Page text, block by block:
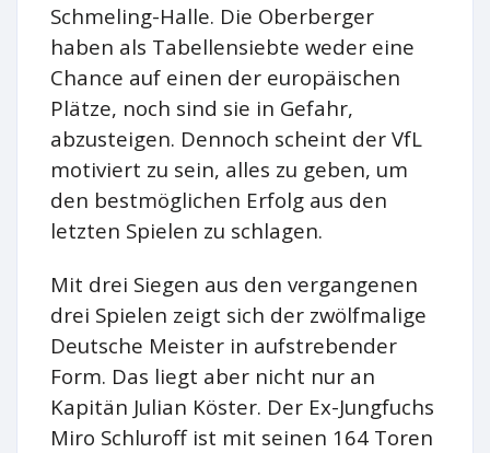
Schmeling-Halle. Die Oberberger
haben als Tabellensiebte weder eine
Chance auf einen der europäischen
Plätze, noch sind sie in Gefahr,
abzusteigen. Dennoch scheint der VfL
motiviert zu sein, alles zu geben, um
den bestmöglichen Erfolg aus den
letzten Spielen zu schlagen.
Mit drei Siegen aus den vergangenen
drei Spielen zeigt sich der zwölfmalige
Deutsche Meister in aufstrebender
Form. Das liegt aber nicht nur an
Kapitän Julian Köster. Der Ex-Jungfuchs
Miro Schluroff ist mit seinen 164 Toren